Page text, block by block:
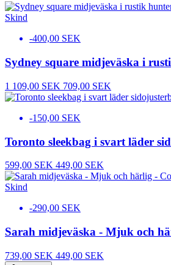
-400,00 SEK
Sydney square midjeväska i
1 109,00 SEK 709,00 SEK
-150,00 SEK
Toronto sleekbag i svart läder
599,00 SEK 449,00 SEK
-290,00 SEK
Sarah midjeväska - Mjuk och
739,00 SEK 449,00 SEK